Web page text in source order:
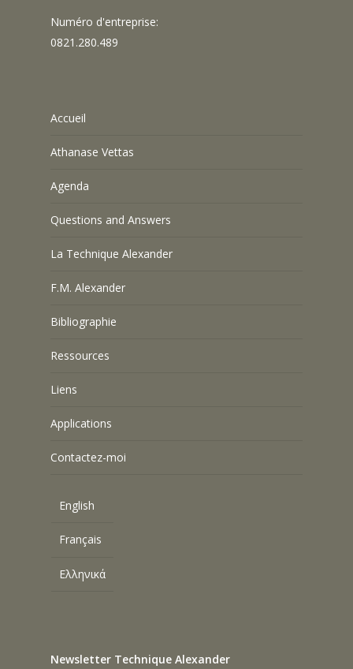
Numéro d'entreprise:
0821.280.489
Accueil
Athanase Vettas
Agenda
Questions and Answers
La Technique Alexander
F.M. Alexander
Bibliographie
Ressources
Liens
Applications
Contactez-moi
English
Français
Ελληνικά
Newsletter Technique Alexander